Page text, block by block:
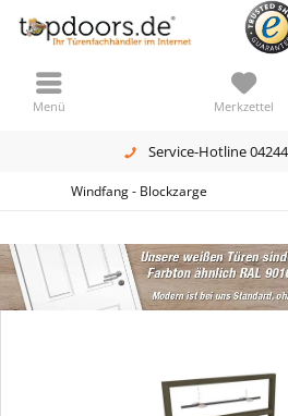
Service-Hotline
Merkzettel
Menü
Windfang - Blockzarge